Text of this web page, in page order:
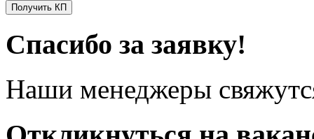
Получить КП
Спасибо за заявку!
Наши менеджеры